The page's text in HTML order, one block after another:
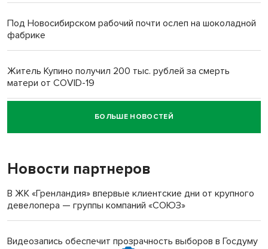
Под Новосибирском рабочий почти ослеп на шоколадной
фабрике
Житель Купино получил 200 тыс. рублей за смерть
матери от COVID-19
Новосибирский суд наказал водителя за смерть
пенсионерки на вокзале
«Мы живём на пастбище!»: в новосибирском селе лошади
терроризируют жителей
Инвалид получил условный срок за избиение врачей
БОЛЬШЕ НОВОСТЕЙ
Новости партнеров
В ЖК «Гренландия» впервые клиентские дни от крупного
девелопера — группы компаний «СОЮЗ»
Видеозапись обеспечит прозрачность выборов в Госдуму